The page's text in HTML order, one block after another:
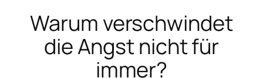
Warum verschwindet
die Angst nicht für
immer?